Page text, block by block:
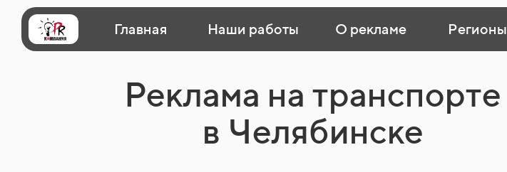
Главная Наши работы О рекламе Регионы
Реклама на транспорте
в Челябинске